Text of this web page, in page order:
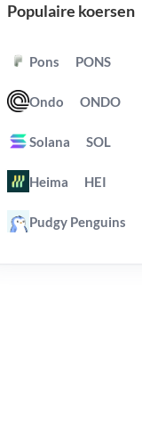
Populaire koersen
Pons PONS
Ondo ONDO
Solana SOL
Heima HEI
Pudgy Penguins